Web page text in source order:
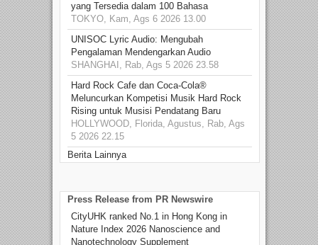
yang Tersedia dalam 100 Bahasa
TOKYO, Kam, Ags 6 2026 13.00
UNISOC Lyric Audio: Mengubah
Pengalaman Mendengarkan Audio
SHANGHAI, Rab, Ags 5 2026 23.58
Hard Rock Cafe dan Coca-Cola®
Meluncurkan Kompetisi Musik Hard Rock
Rising untuk Musisi Pendatang Baru
HOLLYWOOD, Florida, Agustus, Rab, Ags
5 2026 22.15
Berita Lainnya
Press Release from PR Newswire
CityUHK ranked No.1 in Hong Kong in
Nature Index 2026 Nanoscience and
Nanotechnology Supplement